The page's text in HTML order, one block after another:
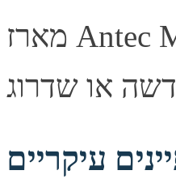
מארז Antec M-ATX מעוצב היטב, מספק זרימת אוויר מצוינה
עיקריים